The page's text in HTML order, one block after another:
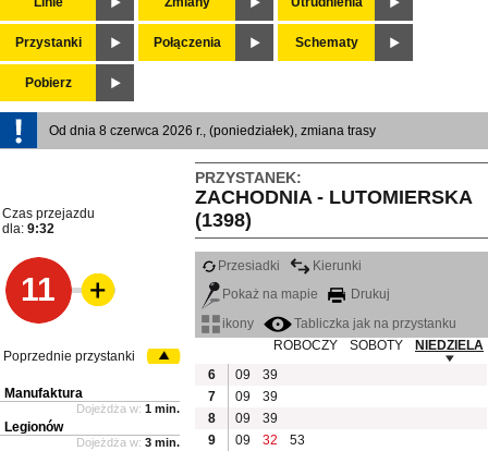
Przystanki Połączenia Schematy
Pobierz
Od dnia 8 czerwca 2026 r., (poniedziałek), zmiana trasy
PRZYSTANEK:
ZACHODNIA - LUTOMIERSKA
(1398)
Czas przejazdu
dla: 9:32
11
Przesiadki
Kierunki
Pokaż na mapie
Drukuj
ikony
Tabliczka jak na przystanku
ROBOCZY
SOBOTY
NIEDZIELA
6
09
39
7
09
39
8
09
39
9
09 32
53
Poprzednie przystanki
Manufaktura
Dojeżdża w: 1 min.
Legionów
Dojeżdża w: 3 min.